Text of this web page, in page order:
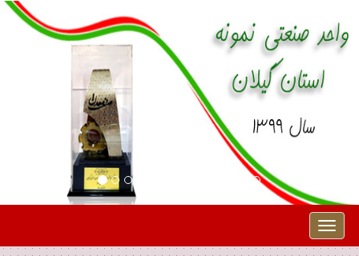
Toggle
navigation